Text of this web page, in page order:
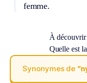
femme.
À découvrir
Quelle est
Synonymes de